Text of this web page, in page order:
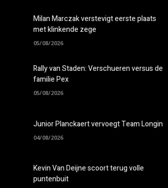
Milan Marczak verstevigt eerste plaats
met klinkende zege
05/08/2026
Rally van Staden: Verschueren versus de
familie Pex
05/08/2026
Junior Planckaert vervoegt Team Longin
04/08/2026
Kevin Van Deijne scoort terug volle
puntenbuit